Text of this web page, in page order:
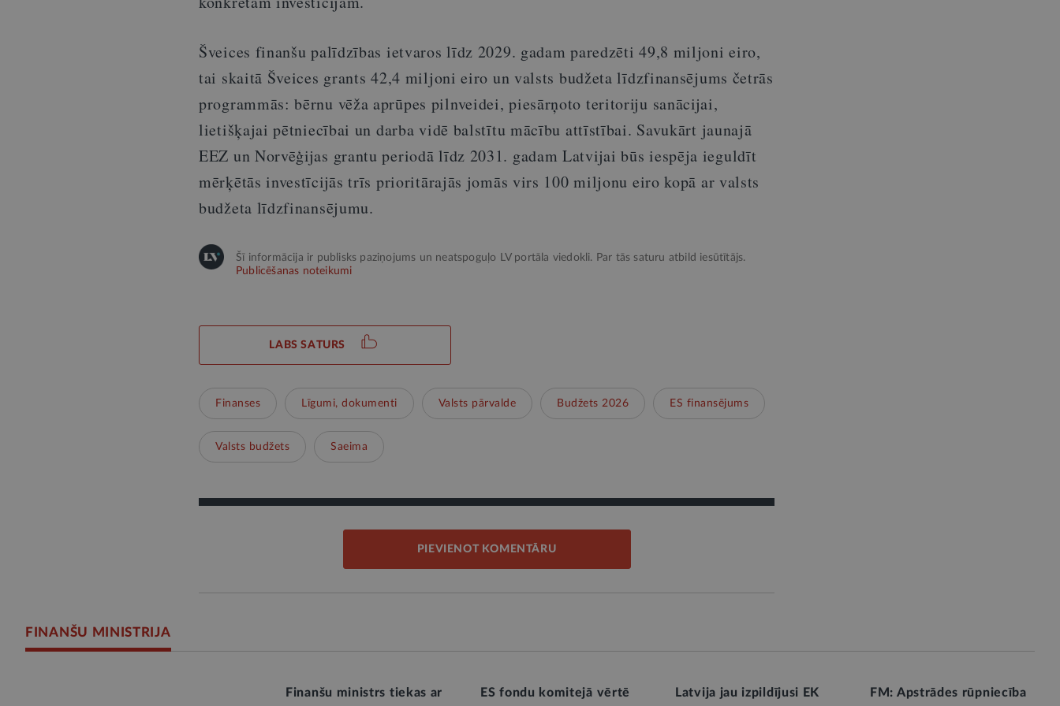
Šveices finanšu palīdzības ietvaros līdz 2029. gadam paredzēti 49,8 miljoni eiro,
tai skaitā Šveices grants 42,4 miljoni eiro un valsts budžeta līdzfinansējums četrās
programmās: bērnu vēža aprūpes pilnveidei, piesārņoto teritoriju sanācijai,
lietišķajai pētniecībai un darba vidē balstītu mācību attīstībai. Savukārt jaunajā
EEZ un Norvēģijas grantu periodā līdz 2031. gadam Latvijai būs iespēja ieguldīt
mērķētās investīcijās trīs prioritārajās jomās virs 100 miljonu eiro kopā ar valsts
budžeta līdzfinansējumu.
Šī informācija ir publisks paziņojums un neatspoguļo LV portāla viedokli. Par tās saturu atbild iesūtītājs.
Publicēšanas noteikumi
LABS SATURS
Finanses Līgumi, dokumenti Valsts pārvalde Budžets 2026 ES finansējums
Valsts budžets Saeima
PIEVIENOT KOMENTĀRU
FINANŠU MINISTRIJA
Finanšu ministrs tiekas ar
ES fondu komitejā vērtē
Latvija jau izpildījusi EK
FM: Apstrādes rūpniecība